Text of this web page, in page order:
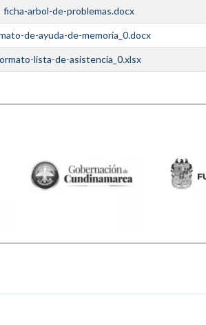
ficha-arbol-de-problemas.docx
de-ayuda-de-memoria_0.docx
lista-de-asistencia_0.xlsx